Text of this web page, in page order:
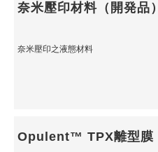
奈米壓印材料（開発品）
奈米壓印之液態材料
Opulent™ TPX離型膜